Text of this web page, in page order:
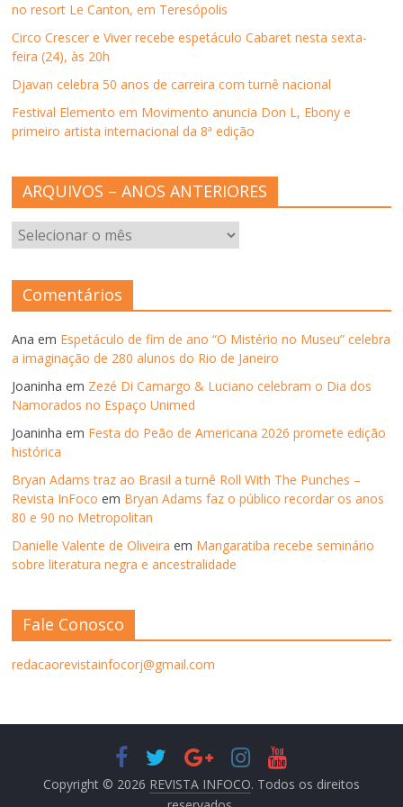
a
a
no resort Le Canton, em Teresópolis
Circo Crescer e Viver recebe espetáculo Cabaret nesta sexta-
feira (24), às 20h
Djavan celebra 50 anos de carreira com turnê nacional
Festival Elemento em Movimento anuncia Don L, Ebony e
primeiro artista internacional da 8ª edição
ARQUIVOS – ANOS ANTERIORES
ARQUIVOS
–
ANTERIORES
Comentários
Ana em Espetáculo de fim de ano “O Mistério no Museu” celebra
a imaginação de 280 alunos do Rio de Janeiro
Joaninha em Zezé Di Camargo & Luciano celebram o Dia dos
Namorados no Espaço Unimed
Joaninha em Festa do Peão de Americana 2026 promete edição
histórica
Bryan Adams traz ao Brasil a turnê Roll With The Punches –
Revista InFoco em Bryan Adams faz o público recordar os anos
80 e 90 no Metropolitan
Danielle Valente de Oliveira em Mangaratiba recebe seminário
sobre literatura negra e ancestralidade
Fale Conosco
redacaorevistainfocorj@gmail.com
Copyright © 2026 REVISTA INFOCO. Todos os direitos